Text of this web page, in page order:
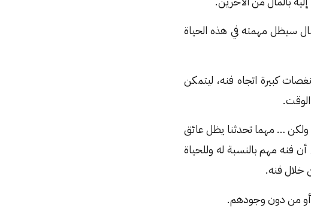
سيظل مهمته في هذه الحياة
كبيرة اتجاه فنه، ليتمكن
ولكن … مهما تحدثنا يظل عائق
فنه مهم بالنسبة له وللحياة
خلال فنه.
أو من دون وجودهم.